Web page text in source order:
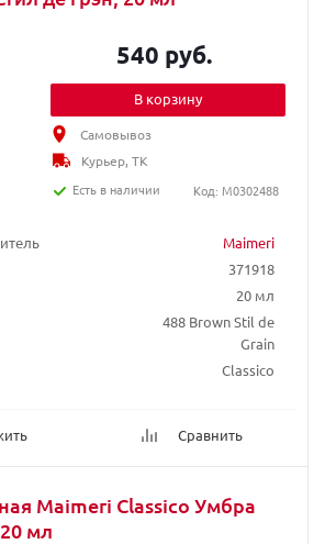
Maimeri
371918
20 мл
488 Brown Stil de
Grain
Classico
Сравнить
540 руб.
В корзину
Самовывоз
Курьер, ТК
Есть в наличии
Код: M0302488
Maimeri Classico Умбра
мл